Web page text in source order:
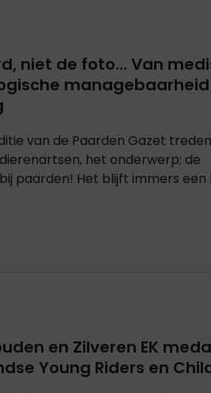
niet de foto... Van
van de Paarden Gazet
het onderwerp; de
paarden! Het blijft immers een
en Zilveren EK
Young Riders en